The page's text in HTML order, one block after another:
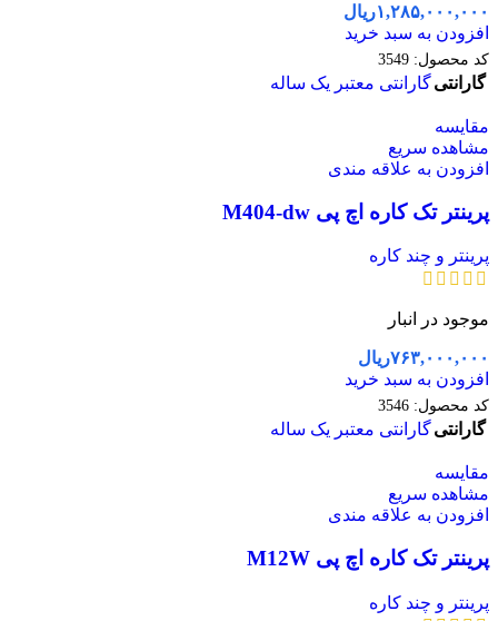
۱,۲۸۵,۰۰۰,۰۰۰ریال
افزودن به سبد خرید
کد محصول: 3549
گارانتیگارانتی معتبر یک ساله
مقایسه
مشاهده سریع
افزودن به علاقه مندی
پرینتر تک کاره اچ پی M404-dw
پرینتر و چند کاره
موجود در انبار
۷۶۳,۰۰۰,۰۰۰ریال
افزودن به سبد خرید
کد محصول: 3546
گارانتیگارانتی معتبر یک ساله
مقایسه
مشاهده سریع
افزودن به علاقه مندی
پرینتر تک کاره اچ پی M12W
پرینتر و چند کاره